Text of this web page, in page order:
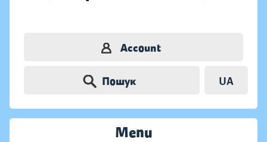
Account
Пошук UA
Menu